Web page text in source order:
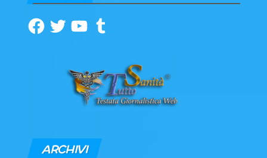
Facebook
TwitterYouTubeTumblr
ARCHIVI